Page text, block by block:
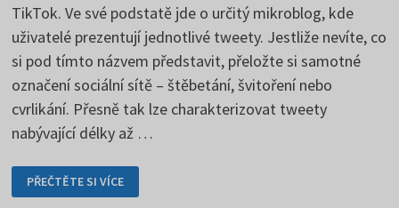
TikTok. Ve své podstatě jde o určitý mikroblog, kde
uživatelé prezentují jednotlivé tweety. Jestliže nevíte, co
si pod tímto názvem představit, přeložte si samotné
označení sociální sítě – štěbetání, švitoření nebo
cvrlikání. Přesně tak lze charakterizovat tweety
nabývající délky až …
TWITTER
JE
SOCIÁLNÍ
PŘEČTĚTE SI VÍCE